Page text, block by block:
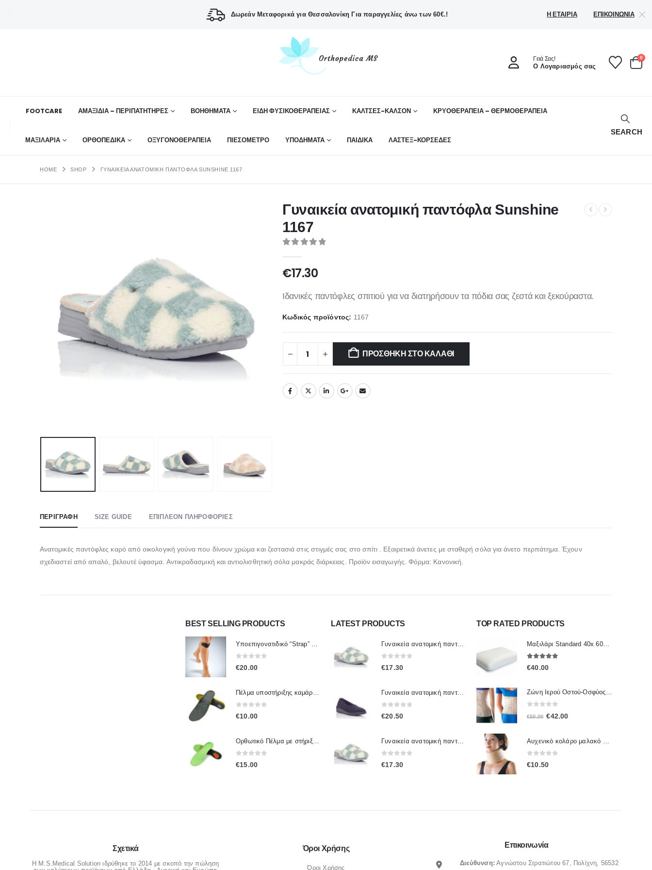
Δωρεάν Μεταφορικά για Θεσσαλονίκη Για παραγγελίες άνω των 60€.! Η ΕΤΑΙΡΊΑ ΕΠΙΚΟΙΝΩΝΊΑ
Γειά Σας!
Ο Λογαριασμός σας
0
FOOTCARE ΑΜΑΞΙΔΙΑ – ΠΕΡΙΠΑΤΗΤΗΡΕΣ ΒΟΗΘΉΜΑΤΑ ΕΙΔΗ ΦΥΣΙΚΟΘΕΡΑΠΕΙΑΣ ΚΑΛΤΣΕΣ-ΚΑΛΣΟΝ ΚΡΥΟΘΕΡΑΠΕΙΑ – ΘΕΡΜΟΘΕΡΑΠΕΙΑ
ΜΑΞΙΛΑΡΙΑ ΟΡΘΟΠΕΔΙΚΆ ΟΞΥΓΟΝΟΘΕΡΑΠΕΙΑ ΠΙΕΣΟΜΕΤΡΟ ΥΠΟΔΗΜΑΤΑ ΠΑΙΔΙΚΑ ΛΑΣΤΕΞ-ΚΟΡΣΕΔΕΣ
SEARCH
HOME SHOP ΓΥΝΑΙΚΕΊΑ ΑΝΑΤΟΜΙΚΉ ΠΑΝΤΌΦΛΑ SUNSHINE 1167
Γυναικεία ανατομική παντόφλα Sunshine
1167
€17.30
Ιδανικές παντόφλες σπιτιού για να διατηρήσουν τα πόδια σας ζεστά και ξεκούραστα.
Κωδικός προϊόντος: 1167
ΠΡΟΣΘΉΚΗ ΣΤΟ ΚΑΛΆΘΙ
ΠΕΡΙΓΡΑΦΉ SIZE GUIDE ΕΠΙΠΛΈΟΝ ΠΛΗΡΟΦΟΡΊΕΣ
Ανατομικές παντόφλες καρό από οικολογική γούνα που δίνουν χρώμα και ζεστασιά στις στιγμές σας στο σπίτι . Εξαιρετικά άνετες με σταθερή σόλα για άνετο περπάτημα. Έχουν
σχεδιαστεί από απαλό, βελουτέ ύφασμα. Αντικραδασμική και αντιολισθητική σόλα μακράς διάρκειας. Προϊόν εισαγωγής. Φόρμα: Κανονική.
BEST SELLING PRODUCTS
€20.00
€10.00
€15.00
LATEST PRODUCTS
Γυναικεία ανατομική παντόφλα Sunshine 1167
€17.30
Γυναικεία ανατομική παντόφλα Sunshine 1172
€20.50
Γυναικεία ανατομική παντόφλα Sunshine 1167
€17.30
TOP RATED PRODUCTS
Μαξιλάρι Standard 40x 60cm Economy ΑC-733 ALFACARE
€40.00
Ζώνη Ιερού Οστού-Οσφύος 2065 OPPO
€50.00 Original
was:
€50.00.
€42.00Η
τιμή
€10.50
Σχετικά
Η M.S.Medical Solution ιδρύθηκε το 2014 με σκοπό την πώληση
Όροι Χρήσης
Όροι Χρήσης
Επικοινωνία
Διεύθυνση: Αγνώστου Στρατιώτου 67, Πολίχνη, 56532